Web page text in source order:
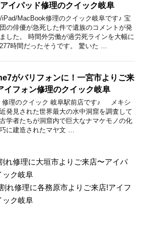
イパッド修理のクイック岐阜
iPad/MacBook修理のクイック岐阜です♪ 宝
の俳優が急死した件で遺族のコメントが発
した。 時間外労働が過労死ラインを大幅に
時間だったそうです。 驚いた …
がバリフォンに！一宮市よりご来
イフォン修理のクイック岐阜
修理のクイック 岐阜駅前店です♪ メキシ
発見された世界最大の水中洞窟を調査して
学者たちが洞窟内で巨大なナマケモノの化
に建造されたマヤ文 …
れ修理に大垣市よりご来店〜アイパ
ック岐阜
れ修理に各務原市よりご来店!アイフ
ック岐阜